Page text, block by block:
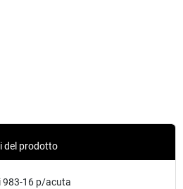
del prodotto
983-16 p/acuta